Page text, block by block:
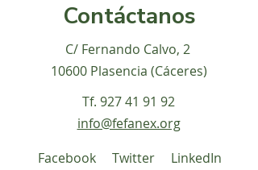
Contáctanos
C/ Fernando Calvo, 2
10600 Plasencia (Cáceres)
Tf. 927 41 91 92
info@fefanex.org
Facebook
Twitter LinkedIn